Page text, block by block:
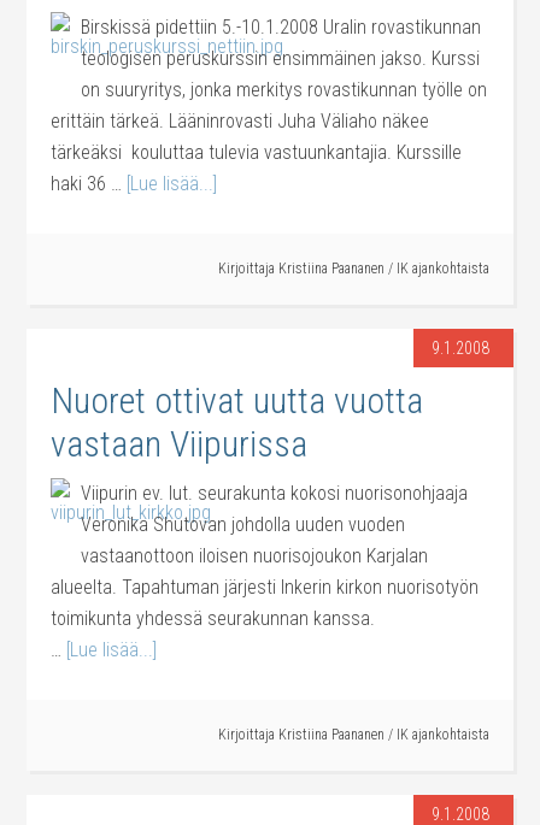
Birskissä pidettiin 5.-10.1.2008 Uralin rovastikunnan
teologisen peruskurssin ensimmäinen jakso. Kurssi
on suuryritys, jonka merkitys rovastikunnan työlle on
erittäin tärkeä. Lääninrovasti Juha Väliaho näkee
tärkeäksi kouluttaa tulevia vastuunkantajia. Kurssille
haki 36 … [Lue lisää...]
Kirjoittaja Kristiina Paananen / IK ajankohtaista
9.1.2008
Nuoret ottivat uutta vuotta
vastaan Viipurissa
Viipurin ev. lut. seurakunta kokosi nuorisonohjaaja
Veronika Shutovan johdolla uuden vuoden
vastaanottoon iloisen nuorisojoukon Karjalan
alueelta. Tapahtuman järjesti Inkerin kirkon nuorisotyön
toimikunta yhdessä seurakunnan kanssa.
… [Lue lisää...]
Kirjoittaja Kristiina Paananen / IK ajankohtaista
9.1.2008